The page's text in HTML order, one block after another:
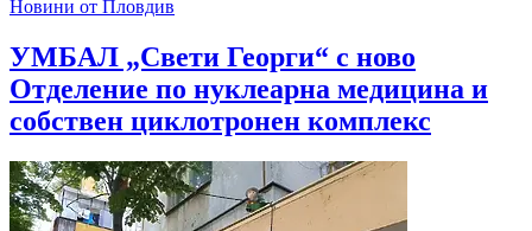
Новини от Пловдив
УМБАЛ „Свети Георги“ с ново
Отделение по нуклеарна медицина и
собствен циклотронен комплекс